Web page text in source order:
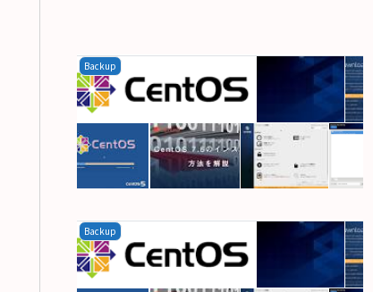
Backup
Backup